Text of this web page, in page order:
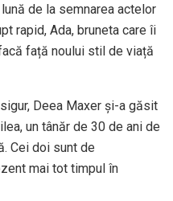
de la semnarea actelor
rapid, Ada, bruneta care îi
față noului stil de viață
Deea Maxer și-a găsit
un tânăr de 30 de ani de
Cei doi sunt de
mai tot timpul în